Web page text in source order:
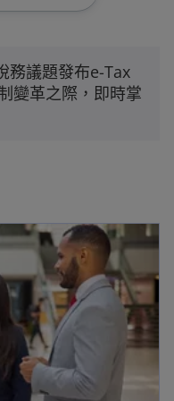
務議題發布e-Tax
變革之際，即時掌